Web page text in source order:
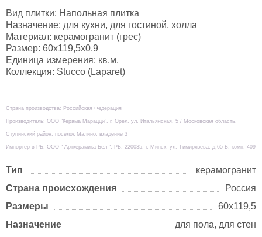
Вид плитки: Напольная плитка
Назначение: для кухни, для гостиной, холла
Материал: керамогранит (грес)
Размер: 60х119,5x0.9
Единица измерения: кв.м.
Коллекция: Stucco (Laparet)
Страна производства: Российская Федерация
Производитель: ООО "Керама Марацци", г. Орел, ул. Итальянская, 5 / Московская область,
Ступинский район, посёлок Малино, владение 3
Импортер в РБ: ООО " Арткерамика-Бел ", РБ, 220035, г. Минск, ул. Тимирязева, д.65 Б, комн. 409
Тип
керамогранит
Страна происхождения
Россия
Размеры
60х119,5
Назначение
для пола, для стен